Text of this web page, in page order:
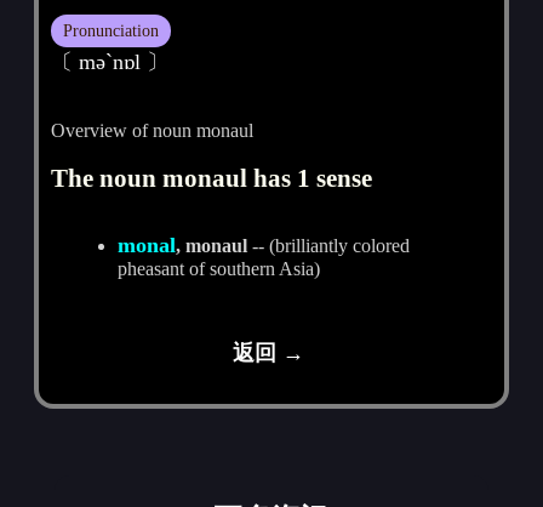
Pronunciation
〔 mәˋnɒl 〕
Overview of noun monaul
The noun monaul has 1 sense
monal, monaul -- (brilliantly colored
pheasant of southern Asia)
返回 →